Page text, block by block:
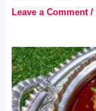
Leave a Comment /